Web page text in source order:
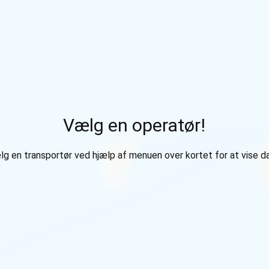
Vælg en operatør!
en transportør ved hjælp af menuen over kortet for at vise